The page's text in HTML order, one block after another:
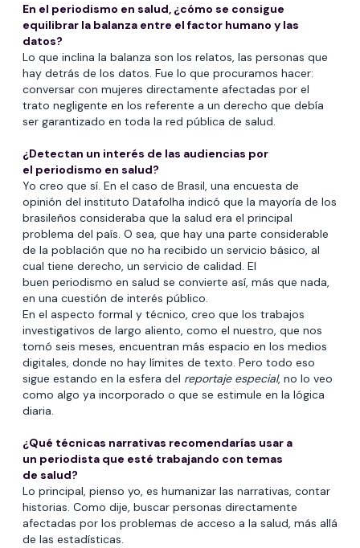
En el periodismo en salud, ¿cómo se consigue
equilibrar la balanza entre el factor humano y las
datos?
Lo que inclina la balanza son los relatos, las personas que
hay detrás de los datos. Fue lo que procuramos hacer:
conversar con mujeres directamente afectadas por el
trato negligente en los referente a un derecho que debía
ser garantizado en toda la red pública de salud.
¿Detectan un interés de las audiencias por
el periodismo en salud?
Yo creo que sí. En el caso de Brasil, una encuesta de
opinión del instituto Datafolha indicó que la mayoría de los
brasileños consideraba que la salud era el principal
problema del país. O sea, que hay una parte considerable
de la población que no ha recibido un servicio básico, al
cual tiene derecho, un servicio de calidad. El
buen periodismo en salud se convierte así, más que nada,
en una cuestión de interés público.
En el aspecto formal y técnico, creo que los trabajos
investigativos de largo aliento, como el nuestro, que nos
tomó seis meses, encuentran más espacio en los medios
digitales, donde no hay límites de texto. Pero todo eso
sigue estando en la esfera del reportaje especial, no lo veo
como algo ya incorporado o que se estimule en la lógica
diaria.
¿Qué técnicas narrativas recomendarías usar a
un periodista que esté trabajando con temas
de salud?
Lo principal, pienso yo, es humanizar las narrativas, contar
historias. Como dije, buscar personas directamente
afectadas por los problemas de acceso a la salud, más allá
de las estadísticas.